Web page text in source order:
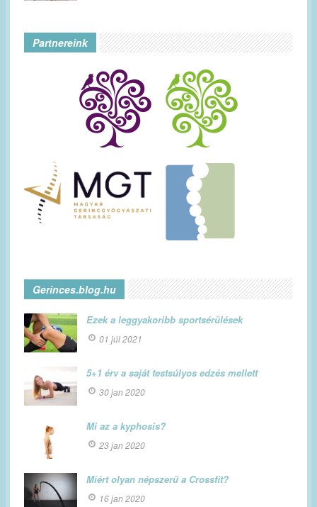
Partnereink
Gerinces.blog.hu
Ezek a leggyakoribb sportsérülések
01 júl 2021
5+1 érv a saját testsúlyos edzés mellett
30 jan 2020
Mi az a kyphosis?
23 jan 2020
Miért olyan népszerű a Crossfit?
16 jan 2020